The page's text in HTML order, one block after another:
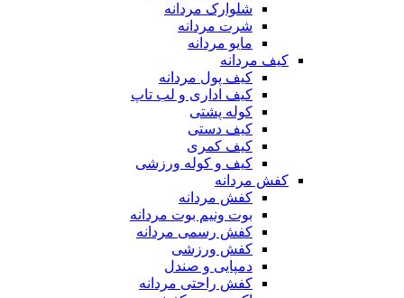
شلوارک مردانه
شرت مردانه
مایو مردانه
کیف مردانه
کیف پول مردانه
کیف اداری و لب تاپ
کوله پشتی
کیف دستی
کیف کمری
کیف و کوله ورزشی
کفش مردانه
کفش مردانه
بوت ونیم بوت مردانه
کفش رسمی مردانه
کفش ورزشی
دمپایی و صندل
کفش راحتی مردانه